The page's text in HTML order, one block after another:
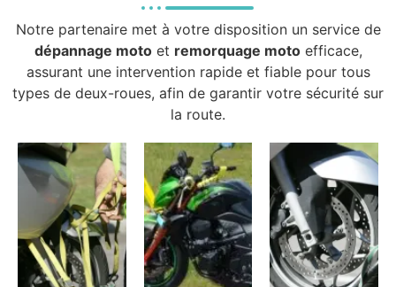
Notre partenaire met à votre disposition un service de
dépannage motoet remorquage motoefficace,
assurant une intervention rapide et fiable pour tous
types de deux-roues, afin de garantir votre sécurité sur
la route.